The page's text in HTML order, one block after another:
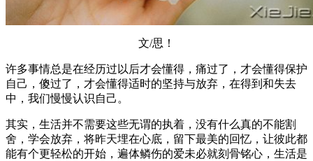
文/思！
许多事情总是在经历过以后才会懂得，痛过了，才会懂得保护
自己，傻过了，才会懂得适时的坚持与放弃，在得到和失去
中，我们慢慢认识自己。
其实，生活并不需要这些无谓的执着，没有什么真的不能割
舍，学会放弃，将昨天埋在心底，留下最美的回忆，让彼此都
能有个更轻松的开始，遍体鳞伤的爱未必就刻骨铭心，生活是